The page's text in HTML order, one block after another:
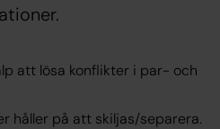
att lösa konflikter i par- och
håller på att skiljas/separera.